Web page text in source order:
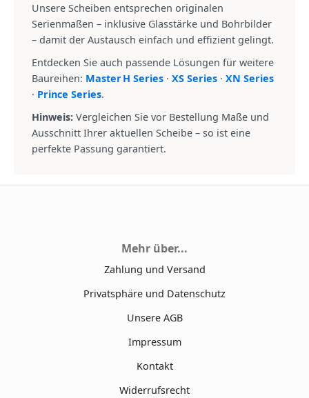
Unsere Scheiben entsprechen originalen
Serienmaßen – inklusive Glasstärke und Bohrbilder
– damit der Austausch einfach und effizient gelingt.
Entdecken Sie auch passende Lösungen für weitere
Baureihen: Master H Series · XS Series · XN Series
· Prince Series.
Hinweis: Vergleichen Sie vor Bestellung Maße und
Ausschnitt Ihrer aktuellen Scheibe – so ist eine
perfekte Passung garantiert.
Mehr über...
Zahlung und Versand
Privatsphäre und Datenschutz
Unsere AGB
Impressum
Kontakt
Widerrufsrecht